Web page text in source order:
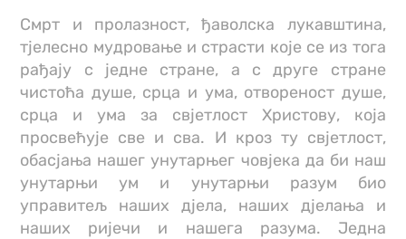
Смрт и пролазност, ђаволска лукавштина,
тјелесно мудровање и страсти које се из тога
рађају с једне стране, а с друге стране
чистоћа душе, срца и ума, отвореност душе,
срца и ума за свјетлост Христову, која
просвећује све и сва. И кроз ту свјетлост,
обасјања нашег унутарњег човјека да би наш
унутарњи ум и унутарњи разум био
управитељ наших дјела, наших дјелања и
наших ријечи и нашега разума. Једна